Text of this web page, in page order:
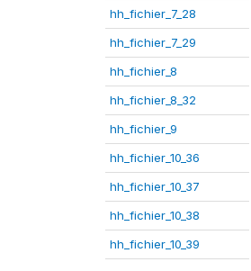
hh_fichier_7_28
hh_fichier_7_29
hh_fichier_8
hh_fichier_8_32
hh_fichier_9
hh_fichier_10_36
hh_fichier_10_37
hh_fichier_10_38
hh_fichier_10_39